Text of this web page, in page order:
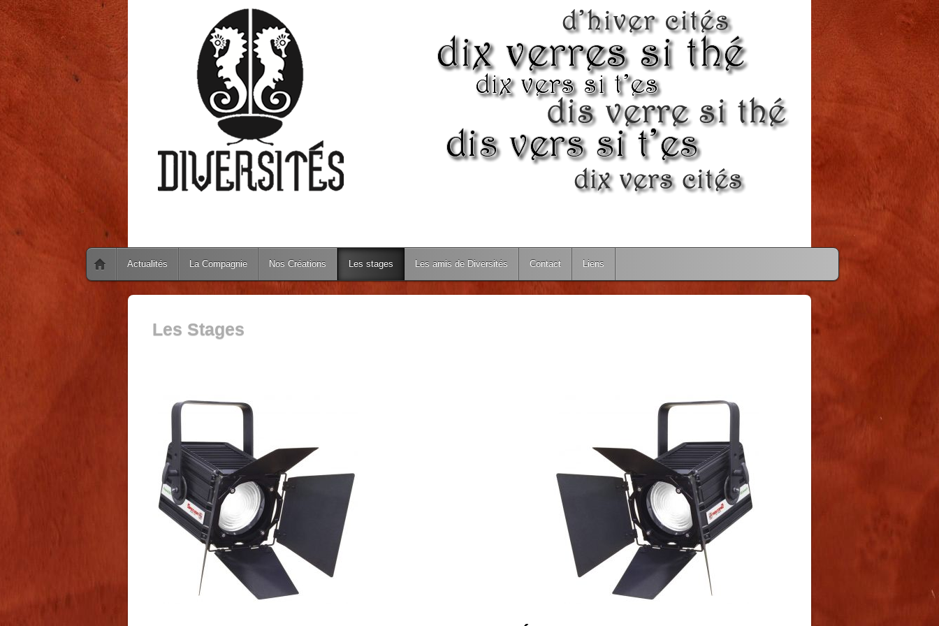
Actualités La Compagnie Nos Créations Les stages Les amis de Diversités Contact Liens
Les Stages